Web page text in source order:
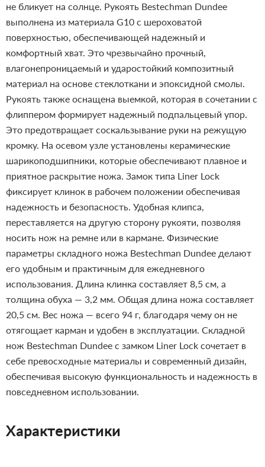
не бликует на солнце. Рукоять Bestechman Dundee
выполнена из материала G10 с шероховатой
поверхностью, обеспечивающей надежный и
комфортный хват. Это чрезвычайно прочный,
влагонепроницаемый и ударостойкий композитный
материал на основе стеклоткани и эпоксидной смолы.
Рукоять также оснащена выемкой, которая в сочетании с
флиппером формирует надежный подпальцевый упор.
Это предотвращает соскальзывание руки на режущую
кромку. На осевом узле установлены керамические
шарикоподшипники, которые обеспечивают плавное и
приятное раскрытие ножа. Замок типа Liner Lock
фиксирует клинок в рабочем положении обеспечивая
надежность и безопасность. Удобная клипса,
переставляется на другую сторону рукояти, позволяя
носить нож на ремне или в кармане. Физические
параметры складного ножа Bestechman Dundee делают
его удобным и практичным для ежедневного
использования. Длина клинка составляет 8,5 см, а
толщина обуха — 3,2 мм. Общая длина ножа составляет
20,5 см. Вес ножа — всего 94 г, благодаря чему он не
отягощает карман и удобен в эксплуатации. Складной
нож Bestechman Dundee с замком Liner Lock сочетает в
себе превосходные материалы и современный дизайн,
обеспечивая высокую функциональность и надежность в
повседневном использовании.
Характеристики